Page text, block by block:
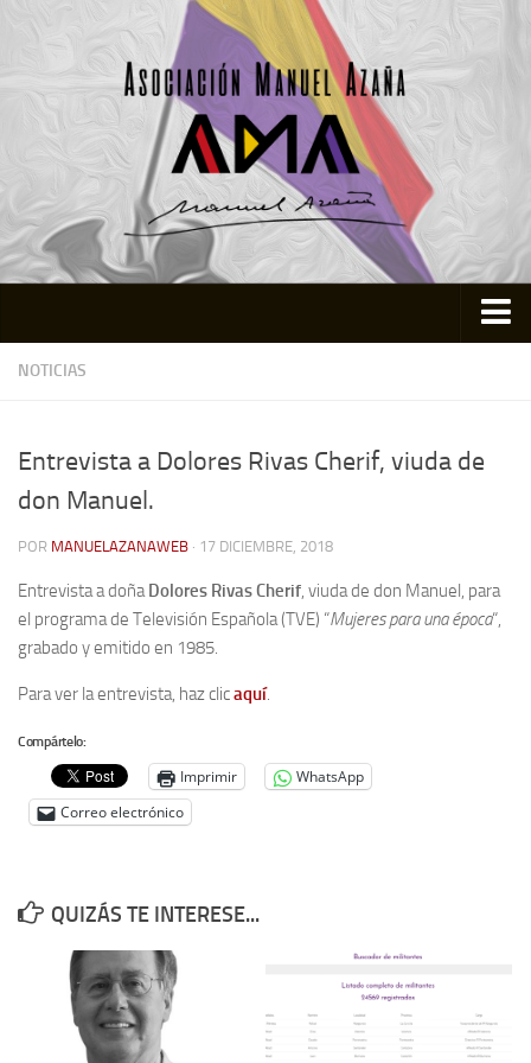
Inicio
Quienes somos
Actividades
Memoria Histórica
Investigación previa de la represión en Talavera de la Reina (1937-
Enciclopedia Republicana
Izquierda Republicana. Agrupaciones y Militantes (1934-1939)
Izquierda Republicana. Navarra
Izquierda Republicana. Galicia
Textos esenciales del republicanismo
NOTICIAS
Entrevista a Dolores Rivas Cherif, viuda de
don Manuel.
POR MANUELAZANAWEB · 17 DICIEMBRE, 2018
Entrevista a doña Dolores Rivas Cherif, viuda de don Manuel, para
el programa de Televisión Española (TVE) “Mujeres para una época“,
grabado y emitido en 1985.
Para ver la entrevista, haz clicaquí.
Compártelo:
Imprimir
WhatsApp
Correo electrónico
QUIZÁS TE INTERESE...